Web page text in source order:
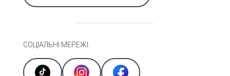
СОЦІАЛЬНІ МЕРЕЖІ: